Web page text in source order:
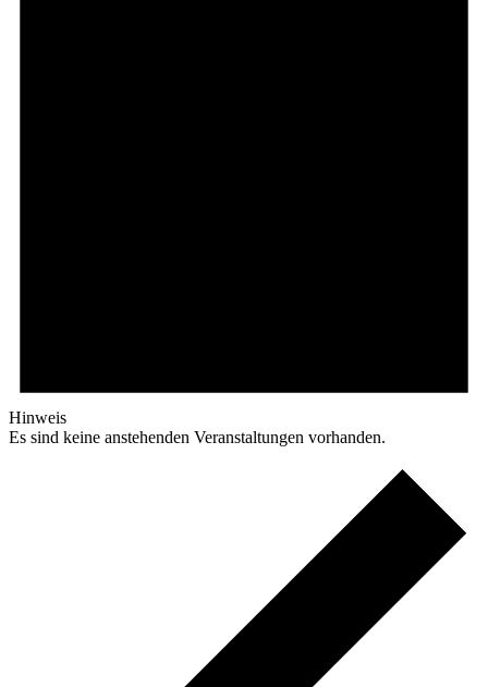
Hinweis
Es sind keine anstehenden Veranstaltungen vorhanden.